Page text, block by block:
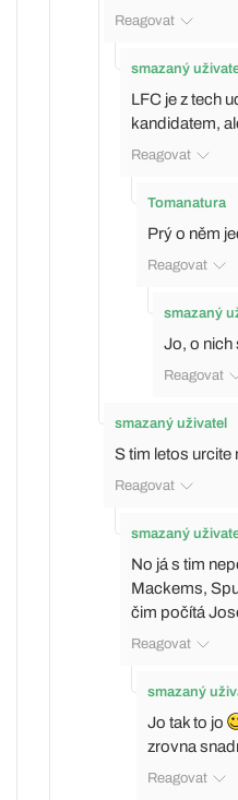
Reagovat
smazaný
LFC je z tech
kandidatem,
Reagovat
Tomanatura
Prý o něm
Reagovat
smazaný
Jo, o nich
Reagovat
smazaný uživatel
S tim letos urcite
Reagovat
smazaný
No já s tim
Mackems,
čim počítá
Reagovat
smazaný
Jo tak to jo
zrovna
Reagovat